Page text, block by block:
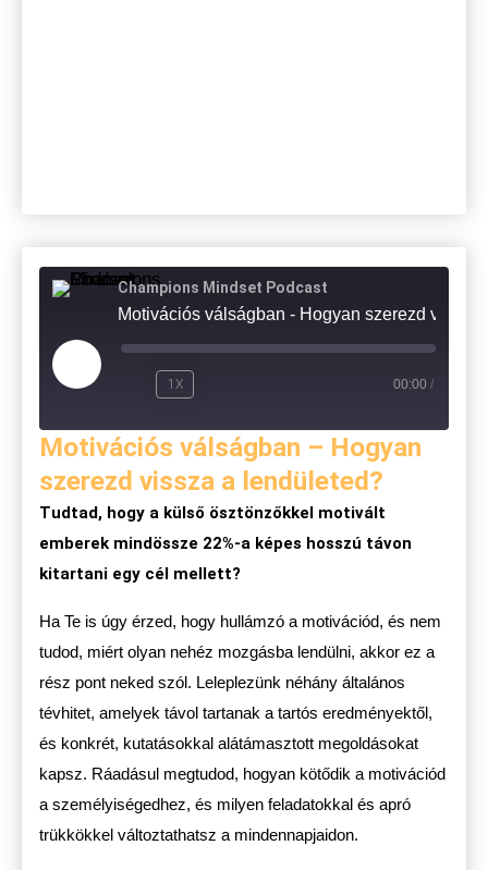
Champions Mindset Podcast
1X 00:00 /
Motivációs válságban – Hogyan
szerezd vissza a lendületed?
Tudtad, hogy a külső ösztönzőkkel motivált
emberek mindössze 22%-a képes hosszú távon
kitartani egy cél mellett?
Ha Te is úgy érzed, hogy hullámzó a motivációd, és nem
tudod, miért olyan nehéz mozgásba lendülni, akkor ez a
rész pont neked szól. Leleplezünk néhány általános
tévhitet, amelyek távol tartanak a tartós eredményektől,
és konkrét, kutatásokkal alátámasztott megoldásokat
kapsz. Ráadásul megtudod, hogyan kötődik a motivációd
a személyiségedhez, és milyen feladatokkal és apró
trükkökkel változtathatsz a mindennapjaidon.